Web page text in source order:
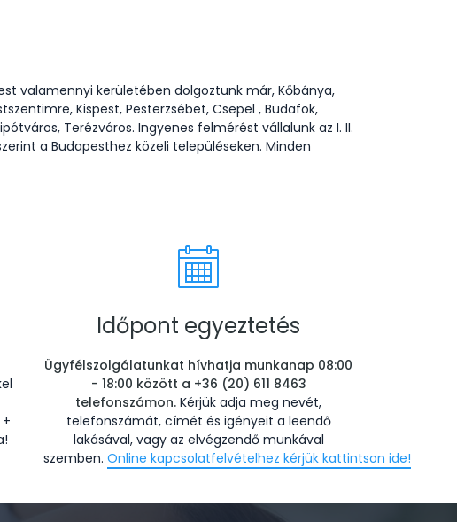
valamennyi kerületében dolgoztunk már, Kőbánya,
Kispest, Pesterzsébet, Csepel , Budafok,
Terézváros. Ingyenes felmérést vállalunk az I. II.
szerint a Budapesthez közeli településeken. Minden
Időpont egyeztetés
Ügyfélszolgálatunkat hívhatja munkanap 08:00
- 18:00 között a +36 (20) 611 8463
telefonszámon. Kérjük adja meg nevét,
telefonszámát, címét és igényeit a leendő
lakásával, vagy az elvégzendő munkával
szemben. Online kapcsolatfelvételhez kérjük kattintson ide!